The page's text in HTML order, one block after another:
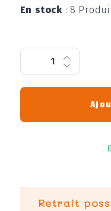
En stock: 8
Retrait